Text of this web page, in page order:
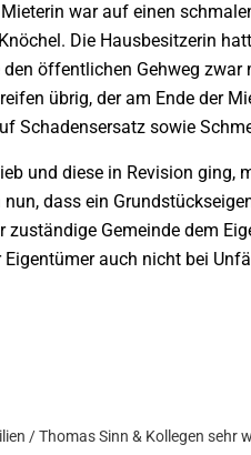
war auf einen
Die Hausbesitzerin
öffentlichen Gehweg
übrig, der am Ende der
Schadensersatz sowie
und diese in Revision ging,
dass ein
Gemeinde dem
auch nicht bei
/ Thomas Sinn & Kollegen